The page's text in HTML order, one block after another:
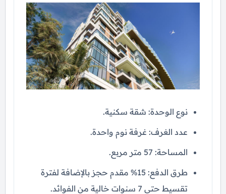
نوع الوحدة: شقة سكنية.
عدد الغرف: غرفة نوم واحدة.
المساحة: 57 متر مربع.
طرق الدفع: 15% مقدم حجز بالإضافة لفترة
تقسيط حتي 7 سنوات خالية من الفوائد.